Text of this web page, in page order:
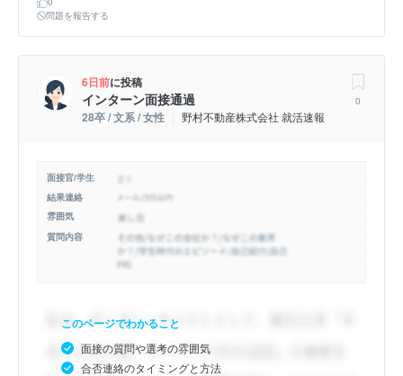
問題を報告する
6日前に投稿
インターン面接通過
28卒 / 文系 / 女性 野村不動産株式会社 就活速報
0
面接官/学生
結果連絡
雰囲気
質問内容
このページでわかること
面接の質問や選考の雰囲気
合否連絡のタイミングと方法